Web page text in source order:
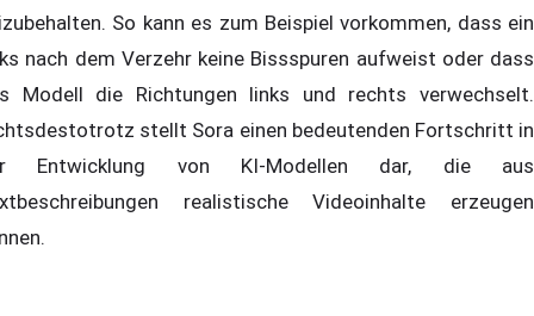
So kann es zum Beispiel vorkommen, dass ein
nach dem Verzehr keine Bissspuren aufweist oder dass
Modell die Richtungen links und rechts verwechselt.
stellt Sora einen bedeutenden Fortschritt in
Entwicklung von KI-Modellen dar, die aus
realistische Videoinhalte erzeugen